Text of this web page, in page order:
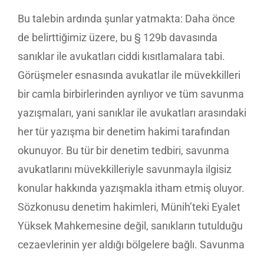
Bu talebin ardında şunlar yatmakta: Daha önce
de belirttiğimiz üzere, bu § 129b davasında
sanıklar ile avukatları ciddi kısıtlamalara tabi.
Görüşmeler esnasında avukatlar ile müvekkilleri
bir camla birbirlerinden ayrılıyor ve tüm savunma
yazışmaları, yani sanıklar ile avukatları arasındaki
her tür yazışma bir denetim hakimi tarafından
okunuyor. Bu tür bir denetim tedbiri, savunma
avukatlarını müvekkilleriyle savunmayla ilgisiz
konular hakkında yazışmakla itham etmiş oluyor.
Sözkonusu denetim hakimleri, Münih’teki Eyalet
Yüksek Mahkemesine değil, sanıkların tutulduğu
cezaevlerinin yer aldığı bölgelere bağlı. Savunma